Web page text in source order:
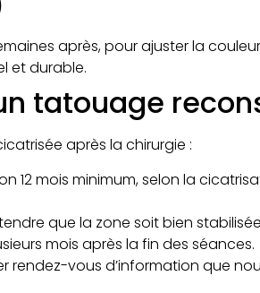
après, pour ajuster la
et durable.
tatouage
après la chirurgie :
12 mois minimum, selon la
que la zone soit bien
mois après la fin des séances.
rendez-vous d’information que